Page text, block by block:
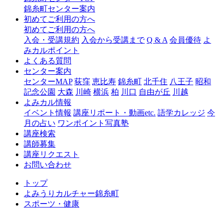
ャ
糸
錦糸町センター案内
初めてご利用の方へ
初めてご利用の方へ
入会・受講規約 入会から受講まで Q & A 会員優待 よ
みカルポイント
よくある質問
センター案内
センターMAP 荻窪 恵比寿 錦糸町 北千住 八王子 昭和
記念公園 大森 川崎 横浜 柏 川口 自由が丘 川越
よみカル情報
イベント情報 講座リポート・動画etc. 語学カレッジ 今
月の占い ワンポイント写真塾
講座検索
講師募集
講座リクエスト
お問い合わせ
トップ
よみうりカルチャー錦糸町
スポーツ・健康